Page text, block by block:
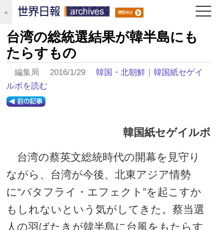
＜
台湾の総統選結果が韓半島にも
たらすもの
編集局 2016/1/29韓国・北朝鮮 ｜韓国紙セゲイ
ルボを読む
韓国紙セゲイルボ
台湾の蔡英文総統時代の開幕を見守り
ながら、台湾が今後、北東アジア情勢
に“バタフライ・エフェクト”を起こすか
もしれないという気がしてきた。蔡当選
人の羽ばたきが韓半島に台風をもたらす